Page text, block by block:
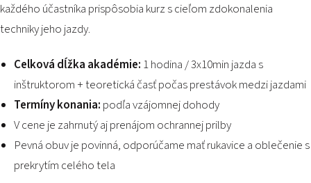
každého účastníka prispôsobia kurz s cieľom zdokonalenia
techniky jeho jazdy.
Celková dĺžka akadémie: 1 hodina / 3x10min jazda s
inštruktorom + teoretická časť počas prestávok medzi jazdami
Termíny konania: podľa vzájomnej dohody
V cene je zahrnutý aj prenájom ochrannej prilby
Pevná obuv je povinná, odporúčame mať rukavice a oblečenie s
prekrytím celého tela